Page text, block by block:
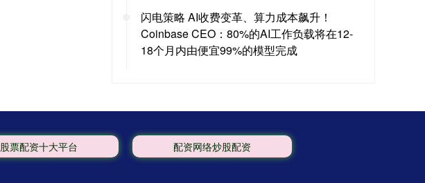
闪电策略 AI收费变革、算力成本飙升！
Coinbase CEO：80%的AI工作负载将在12-
18个月内由便宜99%的模型完成
股票配资十大平台 配资网络炒股配资